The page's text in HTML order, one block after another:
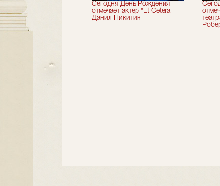
сезон!
Сегодня День Рождения
отмечает актер "Et Cetera" -
Данил Никитин